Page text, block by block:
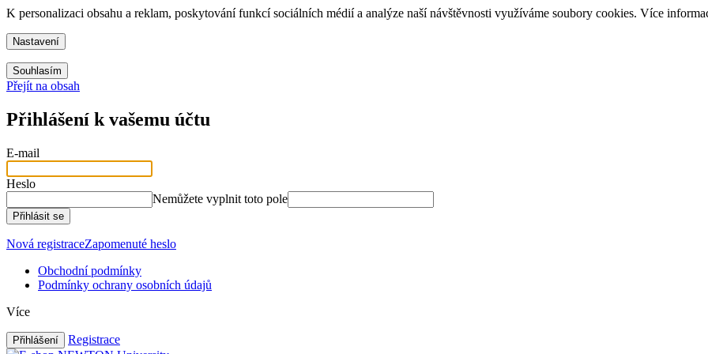
K personalizaci obsahu a reklam, poskytování funkcí sociálních médií a analýze naší návštěvnosti využíváme soubory cookies. Více
Nastavení
Souhlasím
Přejít na obsah
Přihlášení k vašemu účtu
E-mail
Heslo
Nemůžete vyplnit toto pole
Přihlásit se
Nová registraceZapomenuté heslo
Obchodní podmínky
Podmínky ochrany osobních údajů
Více
Přihlášení Registrace